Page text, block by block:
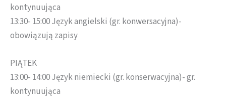
kontynuująca
13:30- 15:00 Język angielski (gr. konwersacyjna)-
obowiązują zapisy
PIĄTEK
13:00- 14:00 Język niemiecki (gr. konserwacyjna)- gr.
kontynuująca